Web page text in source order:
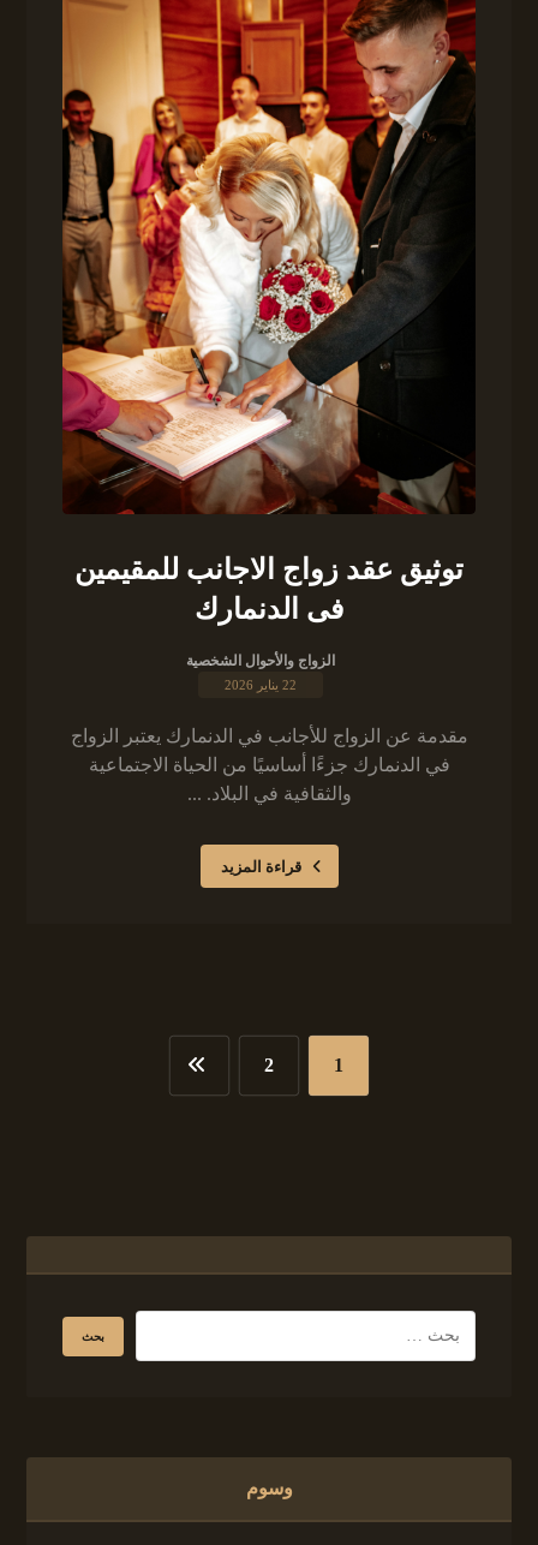
توثيق عقد زواج الاجانب للمقيمين
فى الدنمارك
الزواج والأحوال الشخصية
22 يناير 2026
مقدمة عن الزواج للأجانب في الدنمارك يعتبر الزواج
في الدنمارك جزءًا أساسيًا من الحياة الاجتماعية
والثقافية في البلاد. ...
قراءة المزيد
1
2
وسوم